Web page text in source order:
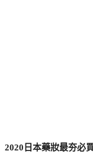
2020日本藥妝最夯必